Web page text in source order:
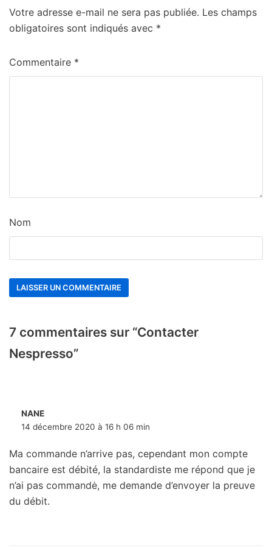
Votre adresse e-mail ne sera pas publiée. Les champs
obligatoires sont indiqués avec *
Commentaire *
Nom
7 commentaires sur “Contacter
Nespresso”
NANE
14 décembre 2020 à 16 h 06 min
Ma commande n’arrive pas, cependant mon compte
bancaire est débité, la standardiste me répond que je
n’ai pas commandė, me demande d’envoyer la preuve
du débit.